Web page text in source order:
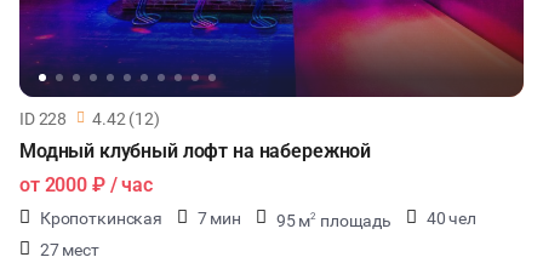
ID 228 4.42 (12)
Модный клубный лофт на набережной
от 2000 ₽/ час
Кропоткинская 7 мин 95 м2 площадь
40 чел
27 мест